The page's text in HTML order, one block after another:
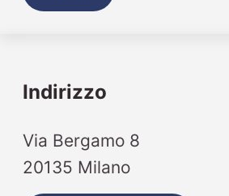
Indirizzo
Via Bergamo 8
20135 Milano